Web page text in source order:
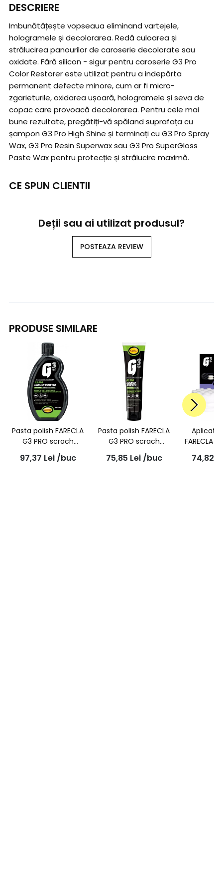
DESCRIERE
Imbunătățește vopseaua eliminand vartejele,
hologramele și decolorarea. Redă culoarea și
strălucirea panourilor de caroserie decolorate sau
oxidate. Fără silicon - sigur pentru caroserie G3 Pro
Color Restorer este utilizat pentru a indepărta
permanent defecte minore, cum ar fi micro-
zgarieturile, oxidarea ușoară, hologramele și seva de
copac care provoacă decolorarea. Pentru cele mai
bune rezultate, pregătiți-vă spăland suprafața cu
șampon G3 Pro High Shine și terminați cu G3 Pro Spray
Wax, G3 Pro Resin Superwax sau G3 Pro SuperGloss
Paste Wax pentru protecție și strălucire maximă.
CE SPUN CLIENTII
Deții sau ai utilizat produsul?
POSTEAZA REVIEW
PRODUSE SIMILARE
Pasta polish FARECLA
G3 PRO scrach
remover liquid
compound, 500ml,
97,37 Lei /buc
Pasta polish FARECLA
G3 PRO scrach
remover paste, 150ml,
7163
75,85 Lei /buc
FARECLA
74,82